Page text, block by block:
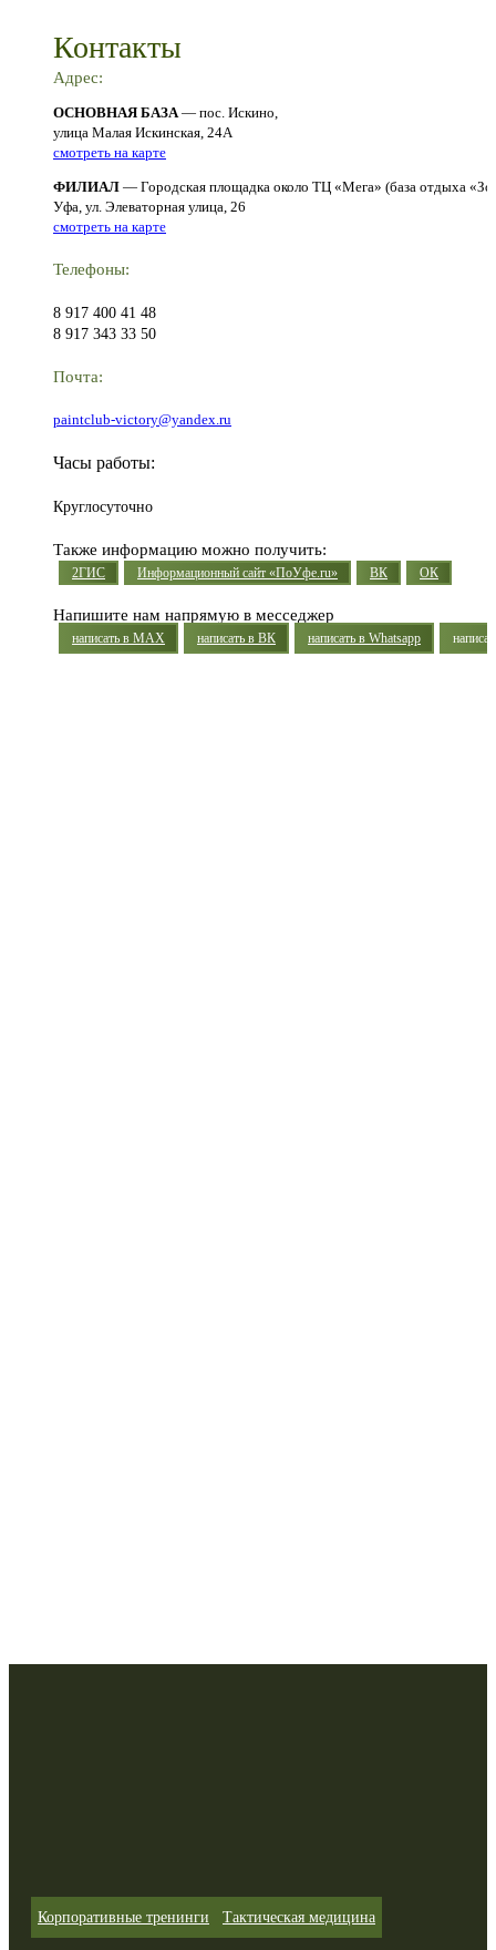
Контакты
Адрес:
ОСНОВНАЯ БАЗА — пос. Искино,
улица Малая Искинская, 24А
смотреть на карте
ФИЛИАЛ — Городская площадка около ТЦ «Мега» (база отдыха
Уфа, ул. Элеваторная улица, 26
смотреть на карте
Телефоны:
8 917 400 41 48
8 917 343 33 50
Почта:
paintclub-victory@yandex.ru
Часы работы:
Круглосуточно
Также информацию можно получить:
2ГИС Информационный сайт «ПоУфе.ru» ВК ОК
Напишите нам напрямую в месседжер
написать в MAX написать в ВК написать в Whatsapp
Корпоративные тренинги Тактическая медицина